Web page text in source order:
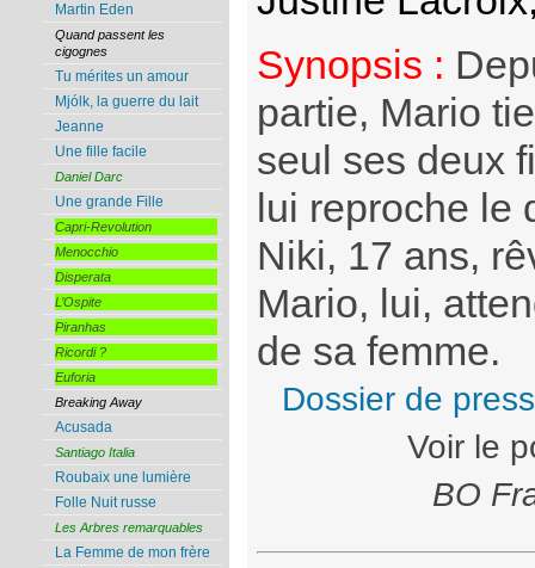
Synopsis :
partie, Mario
seul ses deux
lui reproche le
Niki, 17 ans,
Mario, lui,
de sa femme.
Dossier de
Voir le
BO
Martin Eden
Quand passent les
cigognes
Tu mérites un amour
Mjólk, la guerre du lait
Jeanne
Une fille facile
Daniel Darc
Une grande Fille
Capri-Revolution
Menocchio
Disperata
L’Ospite
Piranhas
Ricordi ?
Euforia
Breaking Away
Acusada
Santiago Italia
Roubaix une lumière
Folle Nuit russe
Les Arbres remarquables
La Femme de mon frère